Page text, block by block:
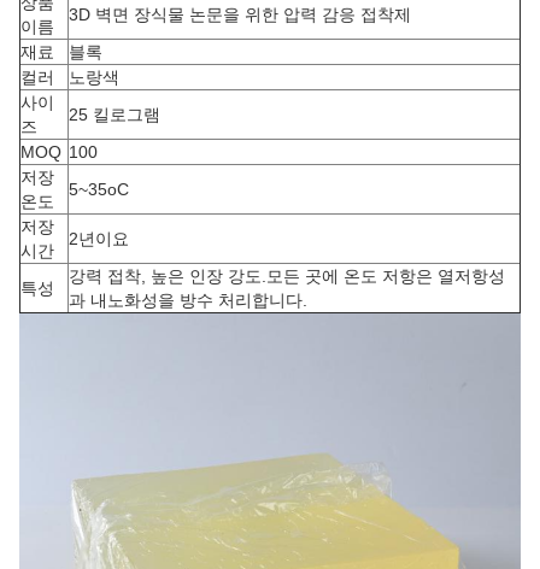
이름
3D 벽면 장식물 논문을 위한 압력 감응 접착제
재료
블록
컬러
노랑색
사이
즈
25 킬로그램
MOQ 100
저장
온도
5~35oC
저장
시간
2년이요
특성
강력 접착, 높은 인장 강도.모든 곳에 온도 저항은 열저항성
과 내노화성을 방수 처리합니다.